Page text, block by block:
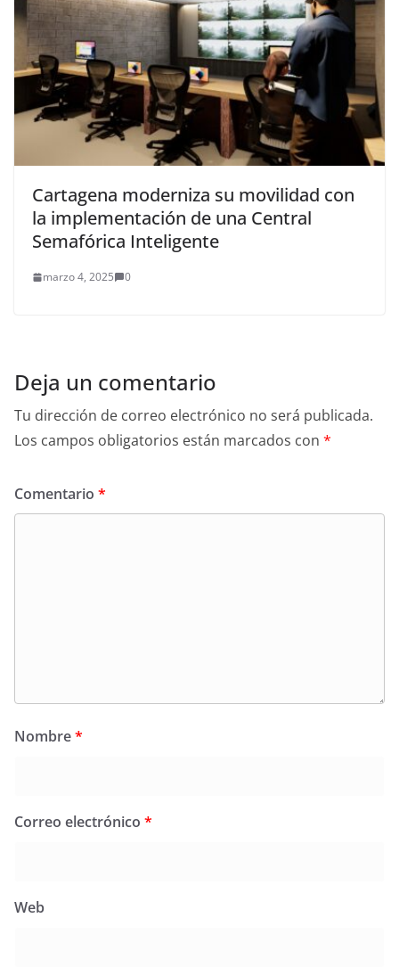
Cartagena moderniza su movilidad con
la implementación de una Central
Semafórica Inteligente
marzo 4, 2025 0
Deja un comentario
Tu dirección de correo electrónico no será publicada.
Los campos obligatorios están marcados con *
Comentario *
Nombre*
Correo electrónico *
Web